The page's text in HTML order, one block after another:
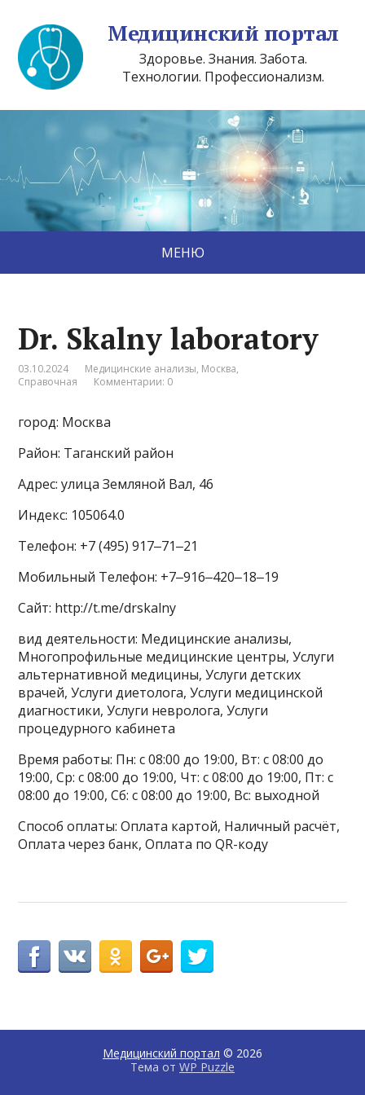
Медицинский портал
Здоровье. Знания. Забота.
Технологии. Профессионализм.
МЕНЮ
Dr. Skalny laboratory
03.10.2024 Медицинские анализы, Москва,
Справочная
Комментарии: 0
город: Москва
Район: Таганский район
Адрес: улица Земляной Вал, 46
Индекс: 105064.0
Телефон: +7 (495) 917‒71‒21
Мобильный Телефон: +7‒916‒420‒18‒19
Сайт: http://t.me/drskalny
вид деятельности: Медицинские анализы,
Многопрофильные медицинские центры, Услуги
альтернативной медицины, Услуги детских
врачей, Услуги диетолога, Услуги медицинской
диагностики, Услуги невролога, Услуги
процедурного кабинета
Время работы: Пн: с 08:00 до 19:00, Вт: с 08:00 до
19:00, Ср: с 08:00 до 19:00, Чт: с 08:00 до 19:00, Пт: с
08:00 до 19:00, Сб: с 08:00 до 19:00, Вс: выходной
Способ оплаты: Оплата картой, Наличный расчёт,
Оплата через банк, Оплата по QR-коду
Медицинский портал © 2026
Тема от WP Puzzle